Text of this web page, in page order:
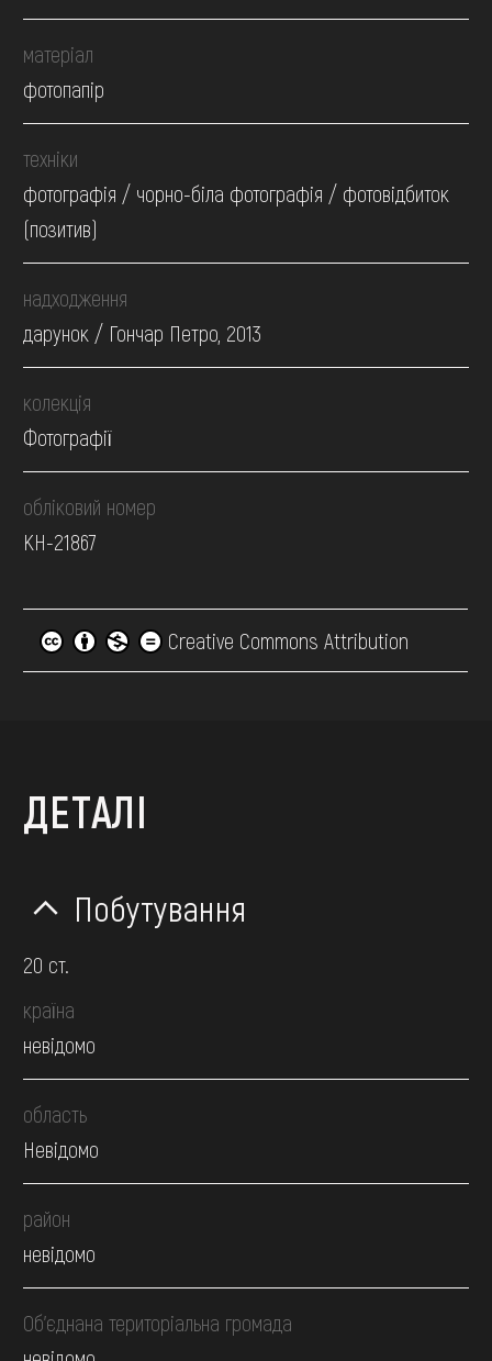
матеріал
фотопапір
техніки
фотографія / чорно-біла фотографія / фотовідбиток
(позитив)
надходження
дарунок / Гончар Петро, 2013
колекція
Фотографії
обліковий номер
КН-21867
Creative Commons Attribution
ДЕТАЛІ
Побутування
20 ст.
країна
невідомо
область
Невідомо
район
невідомо
Об’єднана територіальна громада